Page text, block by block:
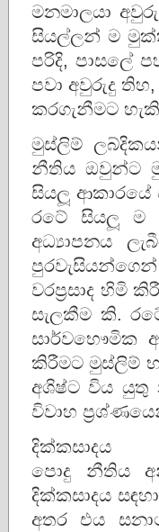
මනමාලයා
සියල්ලන් ම
පරිදි, පාසලේ
පවා අවුරුදු
කරගැනීමට
මුස්ලිම්
නීතිය ඔවුන්ට
සියලූ ආකාරයේ
රටේ සියලූ ම
අධ්‍යාපනය
වරප‍්‍රසාද හිමි
සැලකීම කි.
සාර්වභෞමික
කිරීමට මුස්ලිම්
අශිෂ්ට විය යුතු
විවාහ
දික්කසාදය
පොදු නීතිය
දික්කසාදය
අතර එය